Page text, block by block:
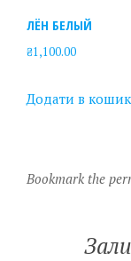
ЛЁН БЕЛЫЙ
₴1,100.00
Додати в кошик
Bookmark the